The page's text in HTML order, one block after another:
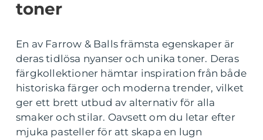
toner
En av Farrow & Balls främsta egenskaper är
deras tidlösa nyanser och unika toner. Deras
färgkollektioner hämtar inspiration från både
historiska färger och moderna trender, vilket
ger ett brett utbud av alternativ för alla
smaker och stilar. Oavsett om du letar efter
mjuka pasteller för att skapa en lugn